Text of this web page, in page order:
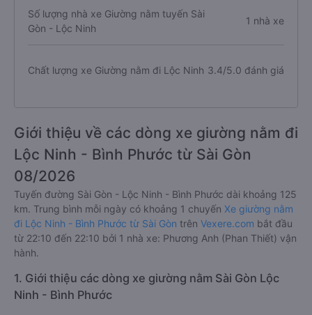
Số lượng nhà xe Giường nằm tuyến Sài
Gòn - Lộc Ninh
1 nhà xe
Chất lượng xe Giường nằm đi Lộc Ninh 3.4/5.0 đánh giá
Giới thiệu về các dòng xe giường nằm đi
Lộc Ninh - Bình Phước từ Sài Gòn
08/2026
Tuyến đường Sài Gòn - Lộc Ninh - Bình Phước dài khoảng 125
km. Trung bình mỗi ngày có khoảng 1 chuyến Xe giường nằm
đi Lộc Ninh - Bình Phước từ Sài Gòn trên Vexere.com bắt đầu
từ 22:10 đến 22:10 bởi 1 nhà xe: Phương Anh (Phan Thiết) vận
hành.
1. Giới thiệu các dòng xe giường nằm Sài Gòn Lộc
Ninh - Bình Phước